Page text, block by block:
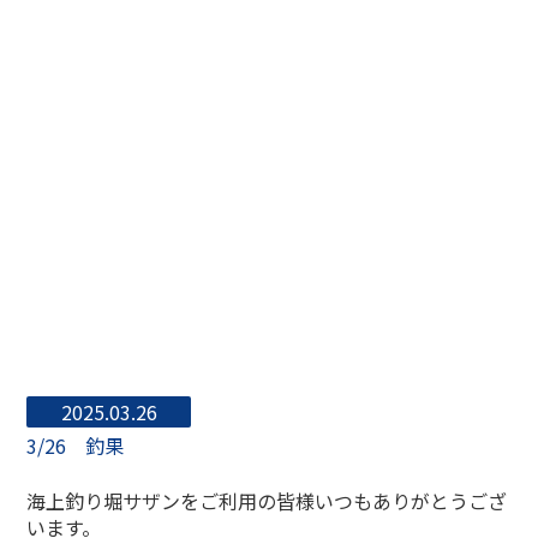
2025.03.26
3/26 釣果
海上釣り堀サザンをご利用の皆様いつもありがとうござ
います。